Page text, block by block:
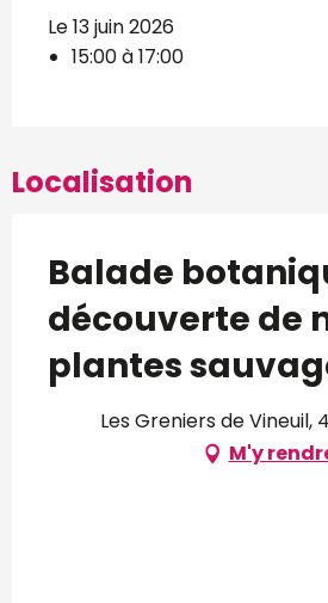
Le 13 juin 2026
15:00 à 17:00
Localisation
Balade
découverte de
plantes
Les Greniers de Vineuil,
M'y